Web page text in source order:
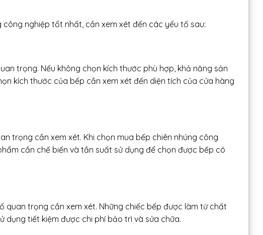
nghiệp tốt nhất, cần xem xét đến các yếu tố sau:
trọng. Nếu không chọn kích thước phù hợp, khả năng sản
kích thước của bếp cần xem xét đến diện tích của cửa hàng
trọng cần xem xét. Khi chọn mua bếp chiên nhúng công
cần chế biến và tần suất sử dụng để chọn được bếp có
quan trọng cần xem xét. Những chiếc bếp được làm từ chất
dụng tiết kiệm được chi phí bảo trì và sửa chữa.